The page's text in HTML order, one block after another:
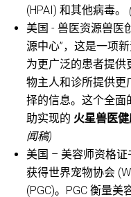
(HPAI) 和其他病毒。
美国 - 兽医资源兽医
源中心”，这是一项
为更广泛的患者提
物主人和诊所提供更
择的信息。这个全面
助实现的 火星兽医
闻稿)
美国 – 美容师资格证
获得世界宠物协会
(PGC)。PGC 衡量